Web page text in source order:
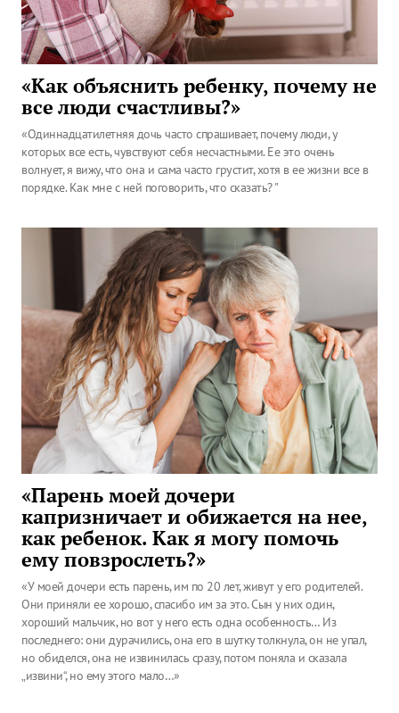
«Как объяснить ребенку, почему не
все люди счастливы?»
«Одиннадцатилетняя дочь часто спрашивает, почему люди, у
которых все есть, чувствуют себя несчастными. Ее это очень
волнует, я вижу, что она и сама часто грустит, хотя в ее жизни все в
порядке. Как мне с ней поговорить, что сказать? "
«Парень моей дочери
капризничает и обижается на нее,
как ребенок. Как я могу помочь
ему повзрослеть?»
«У моей дочери есть парень, им по 20 лет, живут у его родителей.
Они приняли ее хорошо, спасибо им за это. Сын у них один,
хороший мальчик, но вот у него есть одна особенность… Из
последнего: они дурачились, она его в шутку толкнула, он не упал,
но обиделся, она не извинилась сразу, потом поняла и сказала
„извини“, но ему этого мало…»